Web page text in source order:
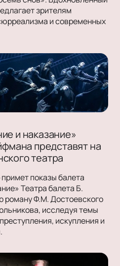
зрителям
и современных
и наказание»
представят на
театра
показы балета
Театра балета Б.
роману Ф.М. Достоевского
исследуя темы
искупления и